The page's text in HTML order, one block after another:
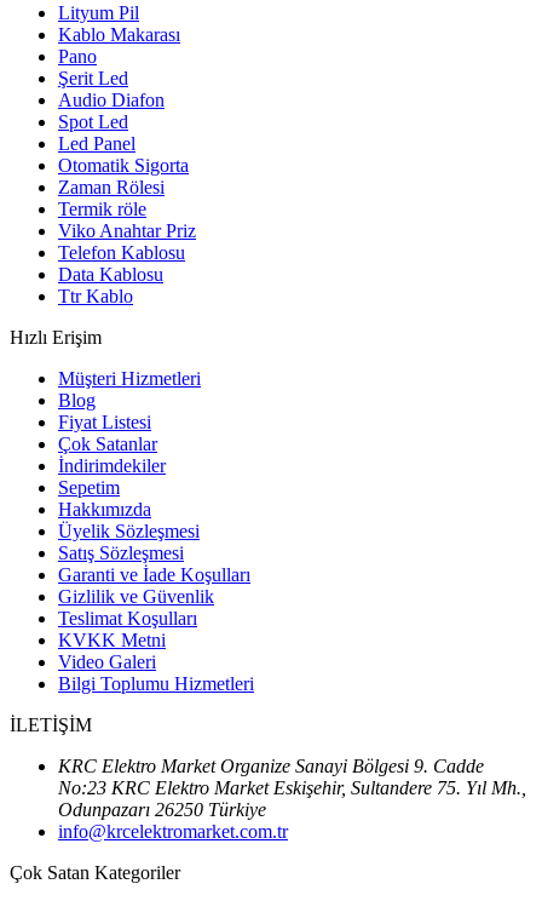
Lityum Pil
Kablo Makarası
Pano
Şerit Led
Audio Diafon
Spot Led
Led Panel
Otomatik Sigorta
Zaman Rölesi
Termik röle
Viko Anahtar Priz
Telefon Kablosu
Data Kablosu
Ttr Kablo
Hızlı Erişim
Müşteri Hizmetleri
Blog
Fiyat Listesi
Çok Satanlar
İndirimdekiler
Sepetim
Hakkımızda
Üyelik Sözleşmesi
Satış Sözleşmesi
Garanti ve İade Koşulları
Gizlilik ve Güvenlik
Teslimat Koşulları
KVKK Metni
Video Galeri
Bilgi Toplumu Hizmetleri
İLETİŞİM
KRC Elektro Market Organize Sanayi Bölgesi 9. Cadde
No:23 KRC Elektro Market Eskişehir, Sultandere 75. Yıl Mh.,
Odunpazarı 26250 Türkiye
info@krcelektromarket.com.tr
Çok Satan Kategoriler